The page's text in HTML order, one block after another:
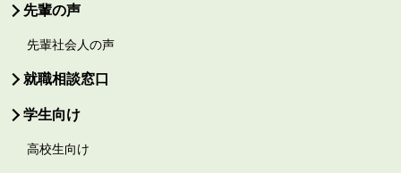
先輩の声
先輩社会人の声
就職相談窓口
学生向け
高校生向け